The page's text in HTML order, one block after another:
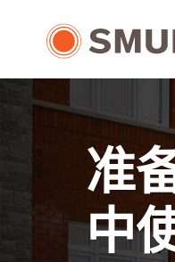
容
准
中